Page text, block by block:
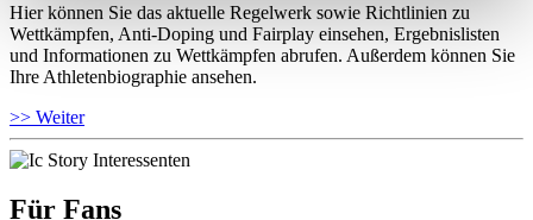
Hier können Sie das aktuelle Regelwerk sowie Richtlinien zu
Wettkämpfen, Anti-Doping und Fairplay einsehen, Ergebnislisten
und Informationen zu Wettkämpfen abrufen. Außerdem können Sie
Ihre Athletenbiographie ansehen.
>> Weiter
Für Fans